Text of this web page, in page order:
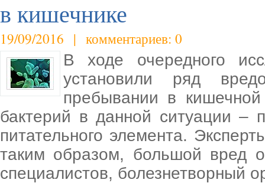
в кишечнике
19/09/2016 | комментариев: 0
В ходе очередного
установили ряд
пребывании в
бактерий в данной ситуации –
питательного элемента.
таким образом, большой вред
специалистов, болезнетворный